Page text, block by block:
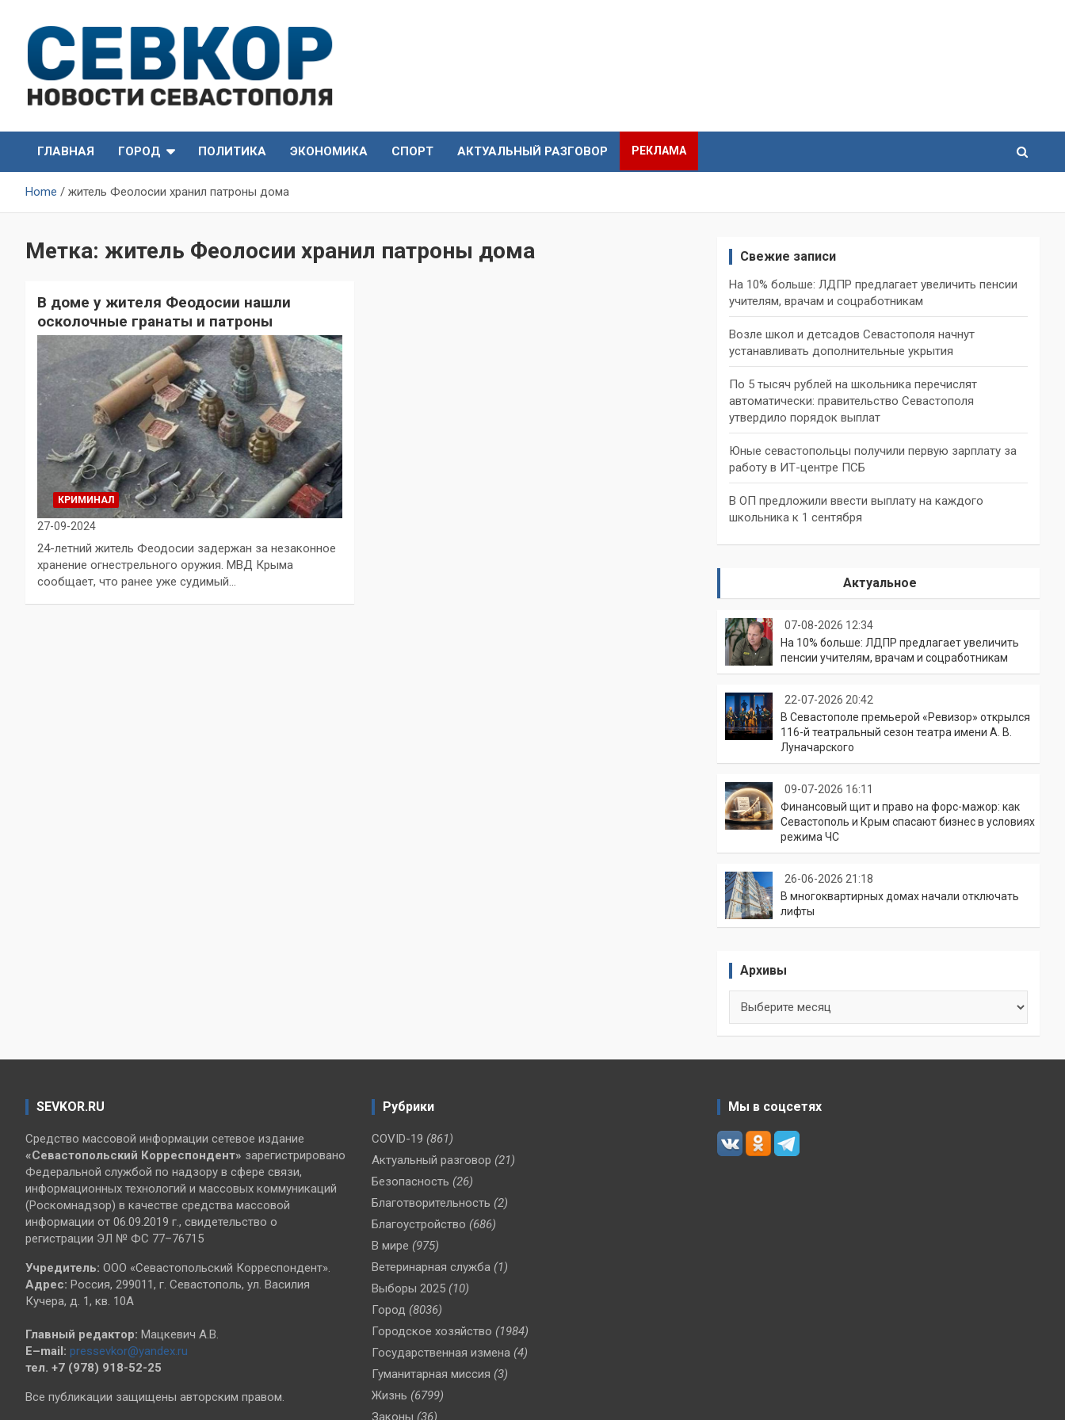
content
СевКор — Новости
Севастополя
Севастополя
ГЛАВНАЯ
ГОРОД ПОЛИТИКА ЭКОНОМИКА СПОРТ АКТУАЛЬНЫЙ РАЗГОВОР РЕКЛАМА
Home житель Феолосии хранил патроны дома
Метка: житель Феолосии хранил патроны дома
В доме у жителя Феодосии нашли
осколочные гранаты и патроны
КРИМИНАЛ
27-09-2024
24-летний житель Феодосии задержан за незаконное
хранение огнестрельного оружия. МВД Крыма
сообщает, что ранее уже судимый…
Свежие записи
На 10% больше: ЛДПР предлагает увеличить пенсии
учителям, врачам и соцработникам
Возле школ и детсадов Севастополя начнут
устанавливать дополнительные укрытия
По 5 тысяч рублей на школьника перечислят
автоматически: правительство Севастополя
утвердило порядок выплат
Юные севастопольцы получили первую зарплату за
работу в ИТ-центре ПСБ
В ОП предложили ввести выплату на каждого
школьника к 1 сентября
Актуальное
07-08-2026 12:34
На 10% больше: ЛДПР предлагает увеличить
пенсии учителям, врачам и соцработникам
22-07-2026 20:42
В Севастополе премьерой «Ревизор» открылся
116-й театральный сезон театра имени А. В.
Луначарского
09-07-2026 16:11
Финансовый щит и право на форс-мажор: как
Севастополь и Крым спасают бизнес в условиях
режима ЧС
26-06-2026 21:18
В многоквартирных домах начали отключать
лифты
Архивы
SEVKOR.RU
Средство массовой информации сетевое издание
«Севастопольский Корреспондент» зарегистрировано
Федеральной службой по надзору в сфере связи,
информационных технологий и массовых коммуникаций
(Роскомнадзор) в качестве средства массовой
информации от 06.09.2019 г., свидетельство о
регистрации ЭЛ № ФС 77–76715
Учредитель: ООО «Севастопольский Корреспондент».
Адрес: Россия, 299011, г. Севастополь, ул. Василия
Кучера, д. 1, кв. 10А
Главный редактор: Мацкевич А.В.
E–mail: pressevkor@yandex.ru
тел. +7 (978) 918-52-25
Все публикации защищены авторским правом.
Рубрики
COVID-19 (861)
Актуальный разговор (21)
Безопасность (26)
Благотворительность (2)
Благоустройство (686)
В мире (975)
Ветеринарная служба (1)
Выборы 2025 (10)
Город (8036)
Городское хозяйство (1984)
Государственная измена (4)
Гуманитарная миссия (3)
Жизнь (6799)
Законы (36)
Мы в соцсетях